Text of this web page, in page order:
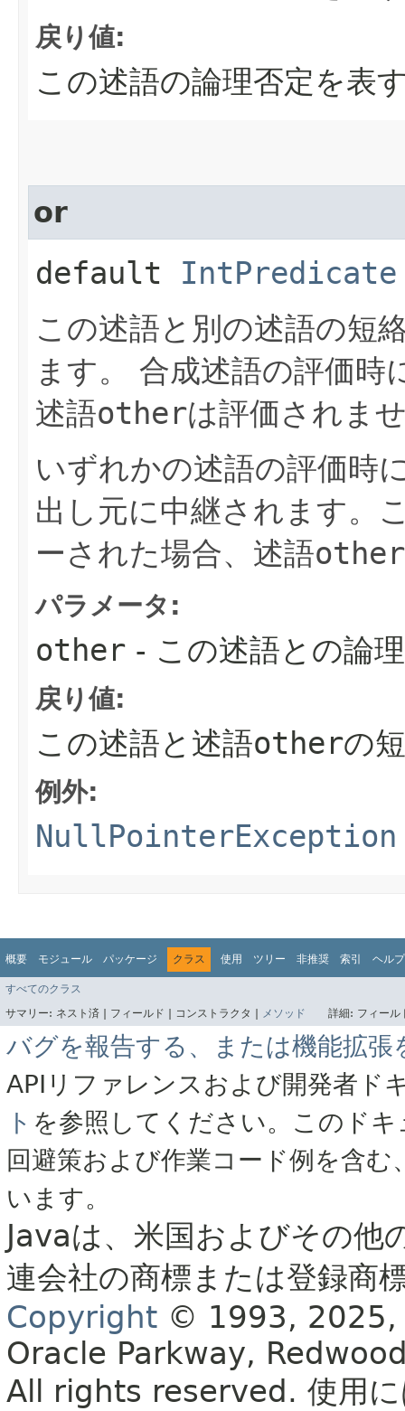
戻り値:
この述語の論理否定を表
or
default IntPredicate
この述語と別の述語の短
ます。
合成述語の評価時
述語otherは評価されま
いずれかの述語の評価時
出し元に中継されます。
ーされた場合、述語other
パラメータ:
other - この述語との論
戻り値:
この述語と述語otherの
例外:
NullPointerException
概要 モジュール パッケージ クラス 使用 ツリー 非推奨 索引 ヘルプ
すべてのクラス
サマリー: ネスト済 | フィールド | コンストラクタ | メソッド 詳細: フィー
バグを報告する、または機能拡張
APIリファレンスおよび開発者ド
ト を参照してください。このド
回避策および作業コード例を含
います。
Javaは、米国およびその
連会社の商標または登録商
Copyright © 1993, 2025,
Oracle Parkway,
All rights reserved. 使用